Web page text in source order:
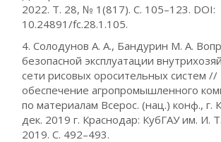
2022. Т. 28, № 1(817). С. 105–123. DOI:
10.24891/fc.28.1.105.
4. Солодунов А. А., Бандурин М. А.
безопасной эксплуатации
сети рисовых оросительных систем
обеспечение агропромышленного
по материалам Всерос. (нац.) конф., г.
дек. 2019 г. Краснодар: КубГАУ им. И.
2019. С. 492–493.